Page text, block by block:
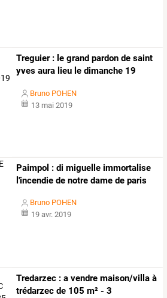
Treguier: le grand pardon de saint
yves aura lieu le dimanche 19
Bruno POHEN
13 mai 2019
Paimpol : di miguelle immortalise
l'incendie de notre dame de paris
Bruno POHEN
19 avr. 2019
Tredarzec : a vendre maison/villa à
trédarzec de 105 m² - 3